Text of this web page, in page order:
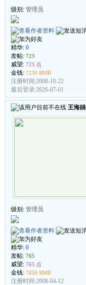
级别: 管理员
精华: 0
发帖: 723
威望: 723 点
金钱: 7230 RMB
注册时间:2008-10-22
最后登录:2026-07-01
王海娟
级别: 管理员
精华: 0
发帖: 765
威望: 765 点
金钱: 7650 RMB
注册时间:2008-04-12